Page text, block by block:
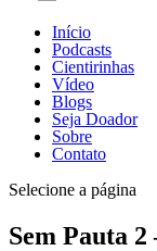
Início
Podcasts
Cientirinhas
Vídeo
Blogs
Seja Doador
Sobre
Contato
Selecione a página
Sem Pauta 2